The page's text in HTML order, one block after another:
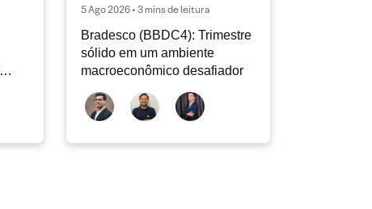
5 Ago 2026 • 3 mins de leitura
Bradesco (BBDC4): Trimestre
sólido em um ambiente
macroeconômico desafiador